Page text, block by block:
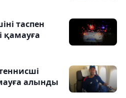
таспен
қамауға
алынды